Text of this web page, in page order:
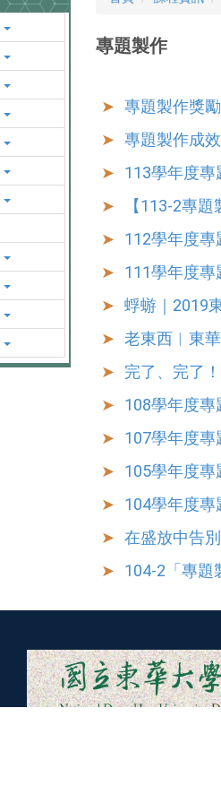
專題製作
專題製作獎
專題製作成
113學年度
【113-2專
112學年度
111學年度
蜉蝣｜2019
老東西︱東
完了、完了
108學年度
107學年度
105學年度
104學年度
在盛放中告
104-2「專題